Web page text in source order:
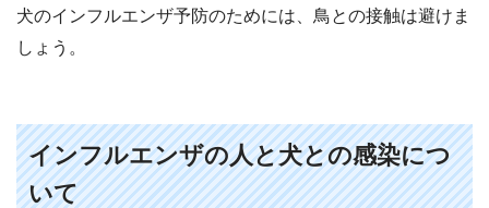
犬のインフルエンザ予防のためには、鳥との接触は避けま
しょう。
インフルエンザの人と犬との感染につ
いて